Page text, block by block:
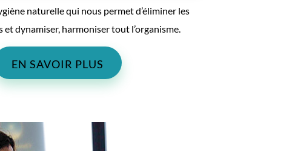
naturelle qui nous permet d’éliminer les
et dynamiser, harmoniser tout l’organisme.
EN SAVOIR PLUS